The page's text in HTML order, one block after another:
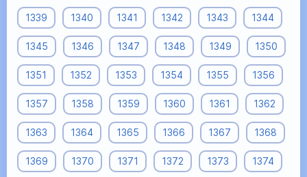
1339 1340 1341 1342 1343 1344
1345 1346 1347 1348 1349 1350
1351 1352 1353 1354 1355 1356
1357 1358 1359 1360 1361 1362
1363 1364 1365 1366 1367 1368
1369 1370 1371 1372 1373 1374